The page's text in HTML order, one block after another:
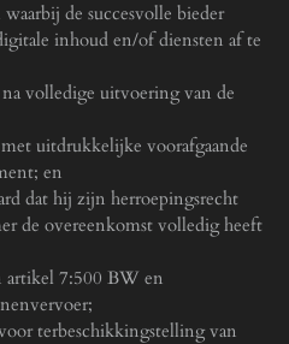
de succesvolle bieder
inhoud en/of diensten af te
volledige uitvoering van de
uitdrukkelijke voorafgaande
en
dat hij zijn herroepingsrecht
de overeenkomst volledig heeft
artikel 7:500 BW en
terbeschikkingstelling van